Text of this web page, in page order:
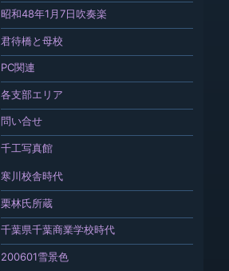
昭和48年1月7日吹奏楽
君待橋と母校
PC関連
各支部エリア
問い合せ
千工写真館
寒川校舎時代
栗林氏所蔵
千葉県千葉商業学校時代
200601雪景色